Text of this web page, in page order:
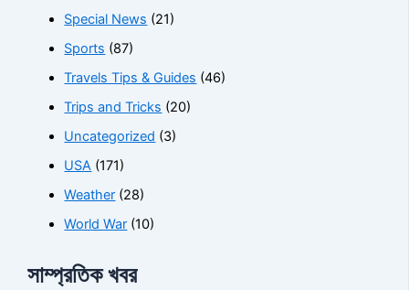
Special News (21)
Sports (87)
Travels Tips & Guides (46)
Trips and Tricks (20)
Uncategorized (3)
USA (171)
Weather (28)
World War (10)
সাম্প্রতিক খবর